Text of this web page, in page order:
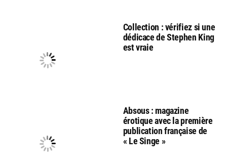
Collection : vérifiez si une
dédicace de Stephen King
est vraie
Absous : magazine
érotique avec la première
publication française de
« Le Singe »